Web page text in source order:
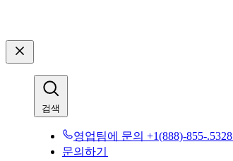
검색​​
영업팀에 문의 +1(888)-855-.5328​​
문의하기​​